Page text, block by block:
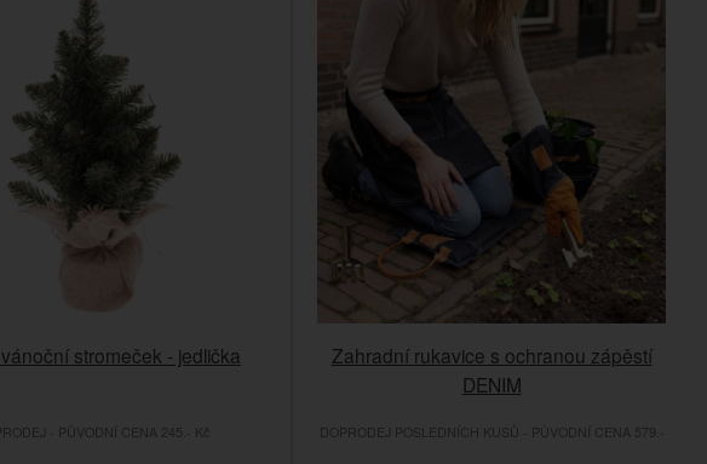
stromeček - jedlička
- PŮVODNÍ CENA 245.- Kč
Zahradní rukavice s ochranou zápěstí
DENIM
DOPRODEJ POSLEDNÍCH KUSŮ - PŮVODNÍ CENA 579.-